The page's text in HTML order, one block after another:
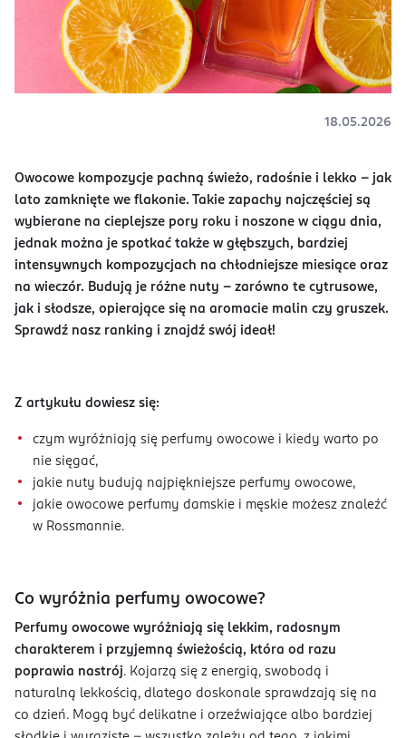
18.05.2026
Owocowe kompozycje pachną świeżo, radośnie i lekko – jak
lato zamknięte we flakonie. Takie zapachy najczęściej są
wybierane na cieplejsze pory roku i noszone w ciągu dnia,
jednak można je spotkać także w głębszych, bardziej
intensywnych kompozycjach na chłodniejsze miesiące oraz
na wieczór. Budują je różne nuty – zarówno te cytrusowe,
jak i słodsze, opierające się na aromacie malin czy gruszek.
Sprawdź nasz ranking i znajdź swój ideał!
Z artykułu dowiesz się:
czym wyróżniają się perfumy owocowe i kiedy warto po
nie sięgać,
jakie nuty budują najpiękniejsze perfumy owocowe,
jakie owocowe perfumy damskie i męskie możesz znaleźć
w Rossmannie.
Co wyróżnia perfumy owocowe?
Perfumy owocowe wyróżniają się lekkim, radosnym
charakterem i przyjemną świeżością, która od razu
poprawia nastrój. Kojarzą się z energią, swobodą i
naturalną lekkością, dlatego doskonale sprawdzają się na
co dzień. Mogą być delikatne i orzeźwiające albo bardziej